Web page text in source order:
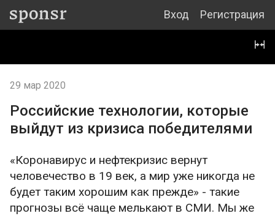
Вход Регистрация
29 мар 2020
Российские технологии, которые
выйдут из кризиса победителями
«Коронавирус и нефтекризис вернут
человечество в 19 век, а мир уже никогда не
будет таким хорошим как прежде» - такие
прогнозы всё чаще мелькают в СМИ. Мы же